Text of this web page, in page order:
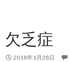
キ
ッ
プ
欠乏症
2018年1月28日